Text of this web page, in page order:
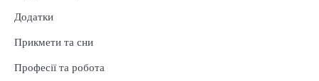
Додатки
Прикмети та сни
Професії та робота